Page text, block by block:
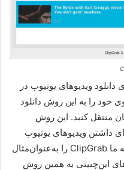
ویدیوهای یوتیوب در
خود را به این روش دانلود
منتقل کنید. این روش
داشتن ویدیوهای یوتیوب
روی آیفون محسوب می‌شود. در ادامه ما ClipGrab را به‌عنوان‌مثال
این‌چنینی به همین روش